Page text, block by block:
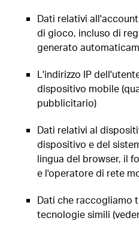
Dati relativi
di gioco, incluso di
generato
L'indirizzo IP
dispositivo mobile
pubblicitario)
Dati relativi al
dispositivo e del
lingua del browser, il
e l'operatore di rete
Dati che raccogliamo
tecnologie simili